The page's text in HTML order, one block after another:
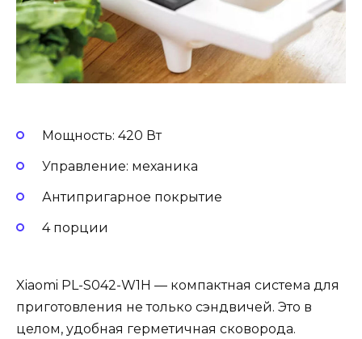
Мощность: 420 Вт
Управление: механика
Антипригарное покрытие
4 порции
Xiaomi PL-S042-W1H — компактная система для
приготовления не только сэндвичей. Это в
целом, удобная герметичная сковорода.